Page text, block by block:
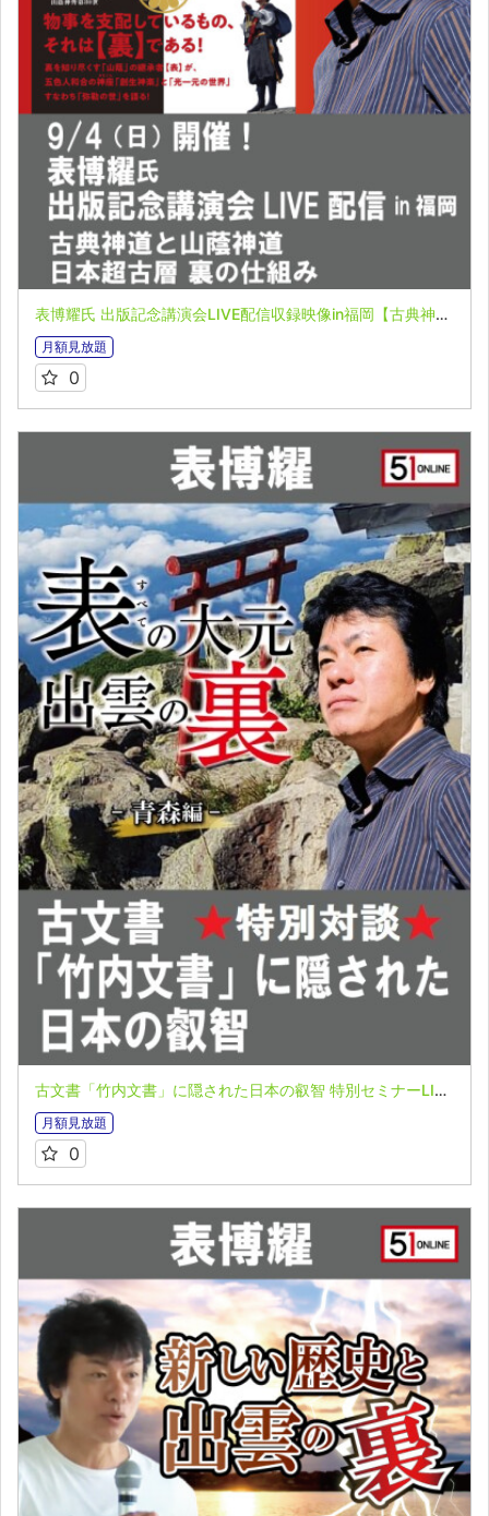
表博耀氏 出版記念講演会LIVE配信収録映像in福岡【古典神道と山蔭神道 日本超古層 裏の仕組み】
月額見放題
0
古文書「竹内文書」に隠された日本の叡智 特別セミナーLIVE配信収録映像 inVOL３ザ・身禊（MISOGI）合宿セミナーpart３～出雲の裏【青森編】～ 表博耀氏＆角岸秀伸氏
月額見放題
0